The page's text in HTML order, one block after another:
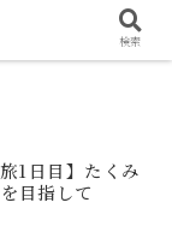
1日目】たくみ
目指して
検索